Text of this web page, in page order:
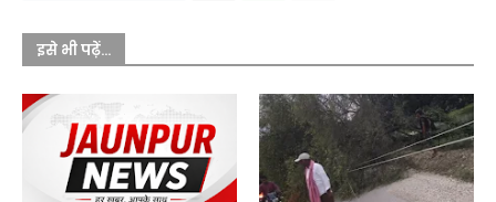
इसे भी पढ़ें...